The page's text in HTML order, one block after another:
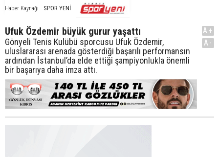
Haber Kaynağı SPOR YENİ
Ufuk Özdemir büyük gurur yaşattı
Gönyeli Tenis Kulübü sporcusu Ufuk Özdemir,
uluslararası arenada gösterdiği başarılı performansın
ardından İstanbul’da elde ettiği şampiyonlukla önemli
bir başarıya daha imza attı.
A+
A-